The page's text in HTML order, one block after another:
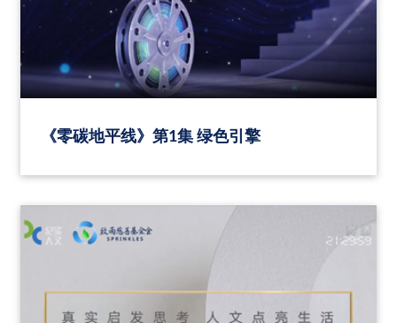
《零碳地平线》第1集 绿色引擎